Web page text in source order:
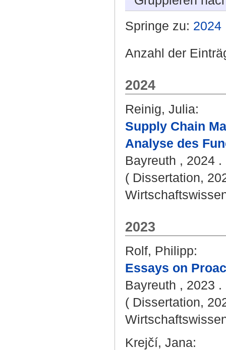
Springe zu: 2024
Anzahl der
2024
Reinig, Julia:
Supply Chain
Analyse des
Bayreuth , 2024
( Dissertation,
2023
Rolf, Philipp:
Essays on
Bayreuth , 2023
( Dissertation,
Krejčí, Jana: